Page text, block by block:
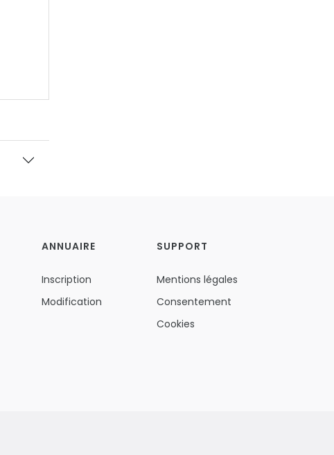
ANNUAIRE
Inscription
Modification
SUPPORT
Mentions légales
Consentement
Cookies